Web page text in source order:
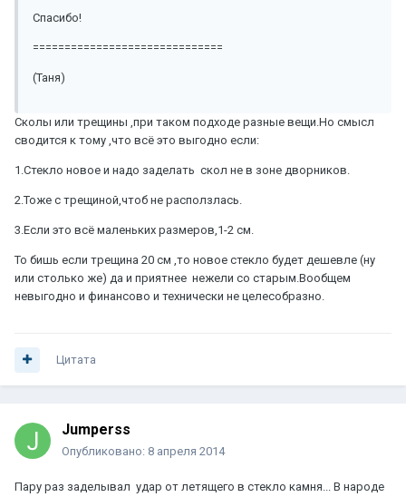
Спасибо!
==============================
(Таня)
Сколы или трещины ,при таком подходе разные вещи.Но смысл
сводится к тому ,что всё это выгодно если:
1.Стекло новое и надо заделать скол не в зоне дворников.
2.Тоже с трещиной,чтоб не расползлась.
3.Если это всё маленьких размеров,1-2 см.
То бишь если трещина 20 см ,то новое стекло будет дешевле (ну
или столько же) да и приятнее нежели со старым.Вообщем
невыгодно и финансово и технически не целесобразно.
Цитата
Jumperss
Опубликовано: 8 апреля 2014
Пару раз заделывал удар от летящего в стекло камня... В народе